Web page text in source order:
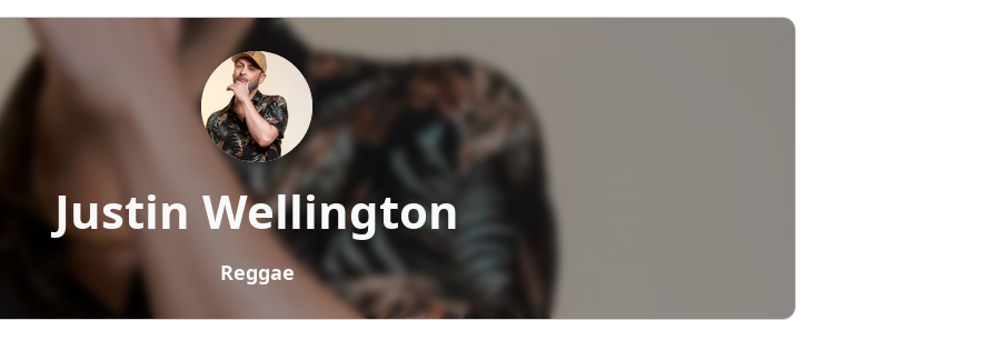
Justin Wellington
Reggae